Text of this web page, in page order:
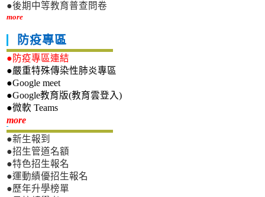
●後期中等教育普查問卷
more
防疫專區
●防疫專區連結
●嚴重特殊傳染性肺炎專區
●Google meet
●Google教育版(教育雲登入)
●微軟 Teams
more新生專區
●新生報到
●招生管道名額
●特色招生報名
●運動績優招生報名
●歷年升學榜單